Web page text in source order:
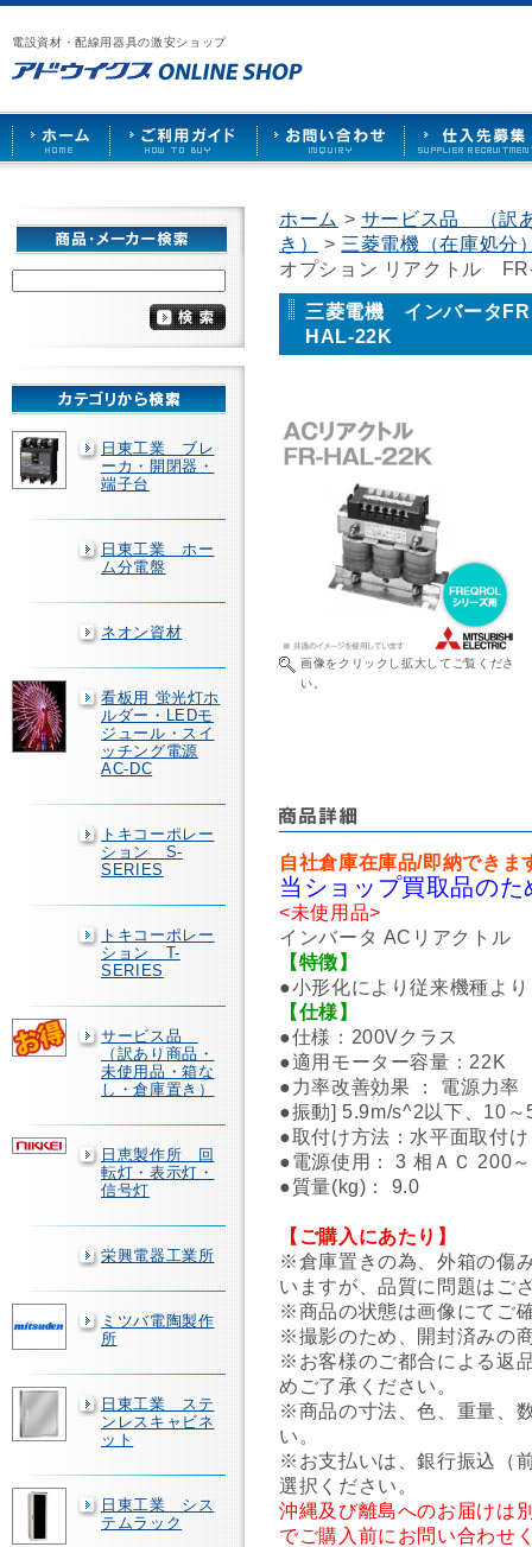
電設資材・配線用器具の激安ショップ
漏
電
ブ
レ
ー
カ
ー
や
照
ケ
ッ
ト
な
で
販
売
ア
ウ
イ
ス
HOME
ご
用
ガ
ド
お
い
合
せ
仕
先
募
日東工業 ブレ
ーカ・開閉器・
端子台
日東工業 ホー
ム分電盤
ネオン資材
看板用 蛍光灯ホ
ルダー・LEDモ
ジュール・スイ
ッチング電源
AC-DC
トキコーポレー
ション S-
SERIES
トキコーポレー
ション T-
SERIES
サービス品
（訳あり商品・
未使用品・箱な
し・倉庫置き）
日恵製作所 回
転灯・表示灯・
信号灯
栄興電器工業所
ミツバ電陶製作
所
日東工業 ステ
ンレスキャビネ
ット
日東工業 シス
テムラック
ホーム > サービス品 （訳
き）
> 三菱電機（在庫処分
オプション リアクトル
三菱電機 インバータ
HAL-22K
画像をクリックし拡大してご覧くださ
い。
自社倉庫在庫品/即納できま
当ショップ買取品の
<未使用品>
インバータ ACリアクトル
【特徴】
●小形化により従来機種よ
【仕様】
●仕様：200Vクラス
●適用モーター容量：22K
●力率改善効果 ： 電源力
●振動] 5.9m/s^2以下、10
●取付け方法：水平面取付
●電源使用： 3 相ＡＣ 200
●質量(kg)： 9.0
【ご購入にあたり】
※倉庫置きの為、外箱の傷
いますが、品質に問題はご
※商品の状態は画像にてご
※撮影のため、開封済みの
※お客様のご都合による返
めご了承ください。
※商品の寸法、色、重量、
い。
※お支払いは、銀行振込（
選択ください。
沖縄及び離島へのお届けは
でご購入前にお問い合わせ